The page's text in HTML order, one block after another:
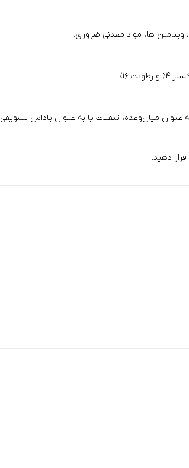
ویتامین ها، مواد معدنی ضروری.
عنوان میان‌وعده‌، تنقلات یا به عنوان پاداش
دهید.